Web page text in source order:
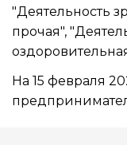
"Деятельность
прочая",
На 15 февраля